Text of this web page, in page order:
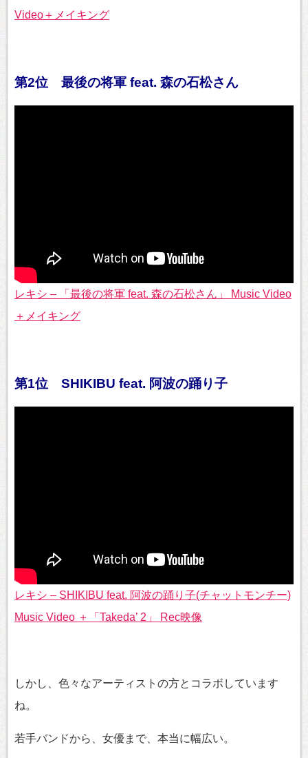
Video＋メイキング
第2位 最後の将軍 feat. 森の石松さん
レキシ – 「最後の将軍 feat. 森の石松さん」 Music Video
＋メイキング
第1位 SHIKIBU feat. 阿波の踊り子
レキシ – SHIKIBU feat. 阿波の踊り子(チャットモンチー)
Music Video ＋「Takeda’ 2」 Rec映像
しかし、色々なアーティストの方とコラボしています
ね。
若手バンドから、女優まで、本当に幅広い。